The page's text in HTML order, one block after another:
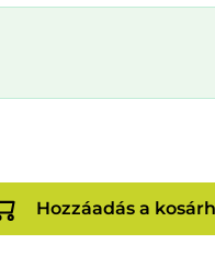
Hozzáadás a